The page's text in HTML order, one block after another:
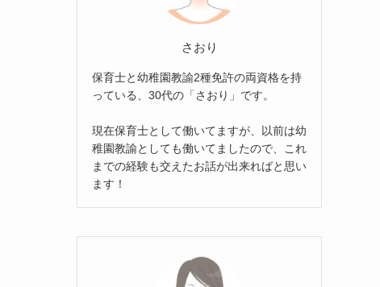
さおり
保育士と幼稚園教諭2種免許の両資格を持
っている、30代の「さおり」です。
現在保育士として働いてますが、以前は幼
稚園教諭としても働いてましたので、これ
までの経験も交えたお話が出来ればと思い
ます！